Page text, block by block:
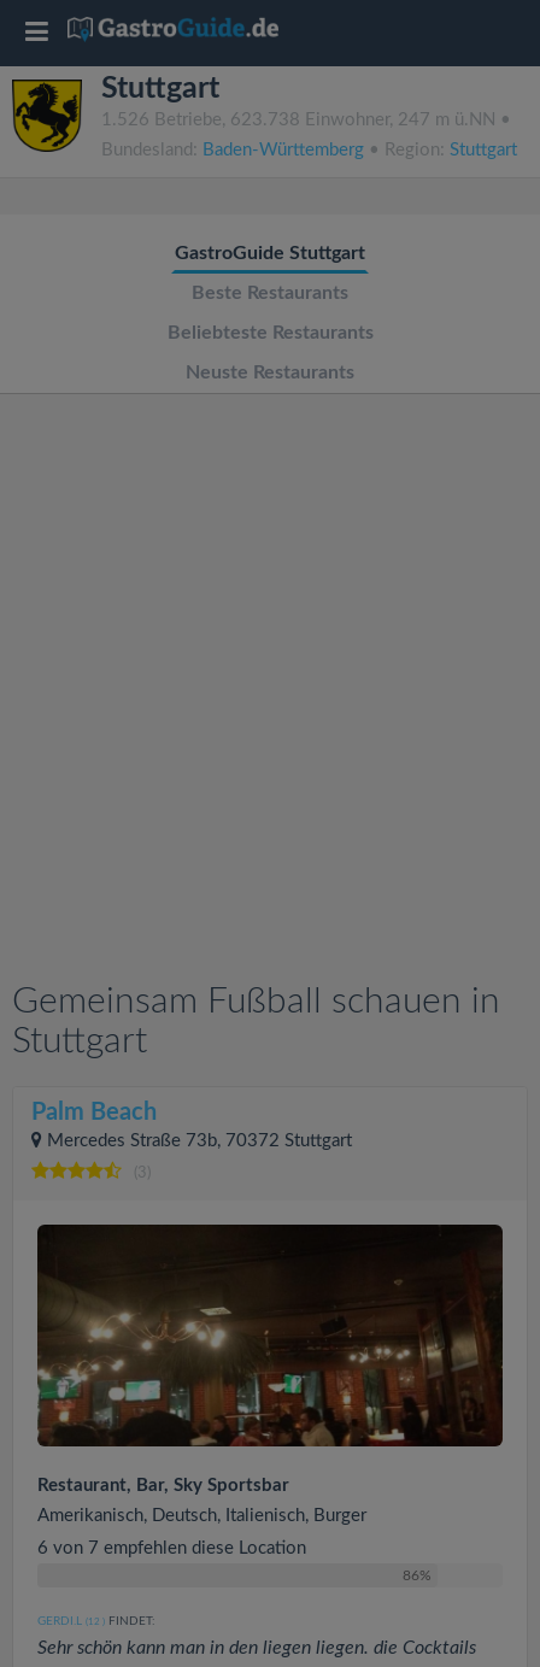
Stuttgart
1.526 Betriebe, 623.738 Einwohner, 247 m ü.NN •
Bundesland: Baden-Württemberg • Region: Stuttgart
GastroGuide Stuttgart
Beste Restaurants
Beliebteste Restaurants
Neuste Restaurants
Gemeinsam Fußball schauen in
Stuttgart
Palm Beach
Mercedes Straße 73b, 70372 Stuttgart
(3)
Restaurant, Bar, Sky Sportsbar
Amerikanisch, Deutsch, Italienisch, Burger
6 von 7 empfehlen diese Location
86%
GERDI.L (12 ) FINDET:
Sehr schön kann man in den liegen liegen. die Cocktails
T
o
g